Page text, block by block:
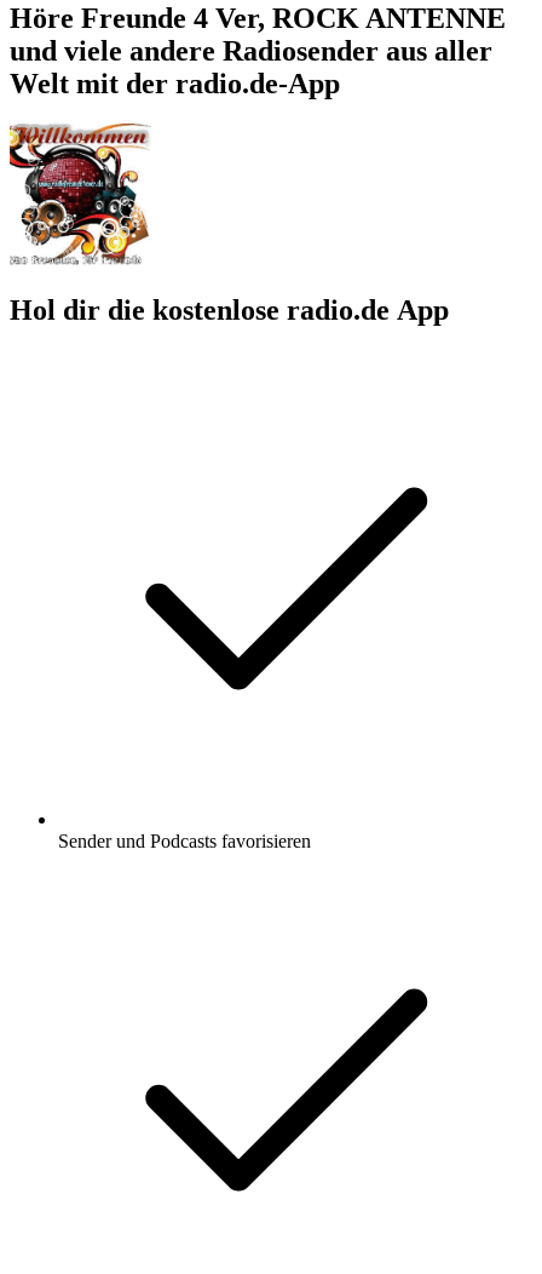
Höre Freunde 4 Ver, ROCK ANTENNE
und viele andere Radiosender aus aller
Welt mit der radio.de-App
Hol dir die kostenlose radio.de App
Sender und Podcasts favorisieren